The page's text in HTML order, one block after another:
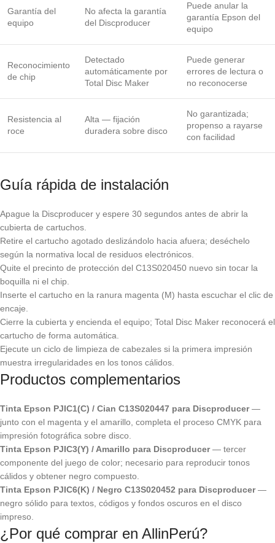
Garantía del
equipo
No afecta la garantía
del Discproducer
Puede anular la
garantía Epson del
equipo
Reconocimiento
de chip
Detectado
automáticamente por
Total Disc Maker
Puede generar
errores de lectura o
no reconocerse
Resistencia al
roce
Alta — fijación
duradera sobre disco
No garantizada;
propenso a rayarse
con facilidad
Guía rápida de instalación
Apague la Discproducer y espere 30 segundos antes de abrir la
cubierta de cartuchos.
Retire el cartucho agotado deslizándolo hacia afuera; deséchelo
según la normativa local de residuos electrónicos.
Quite el precinto de protección del C13S020450 nuevo sin tocar la
boquilla ni el chip.
Inserte el cartucho en la ranura magenta (M) hasta escuchar el clic de
encaje.
Cierre la cubierta y encienda el equipo; Total Disc Maker reconocerá el
cartucho de forma automática.
Ejecute un ciclo de limpieza de cabezales si la primera impresión
muestra irregularidades en los tonos cálidos.
Productos complementarios
Tinta Epson PJIC1(C) / Cian C13S020447 para Discproducer—
junto con el magenta y el amarillo, completa el proceso CMYK para
impresión fotográfica sobre disco.
Tinta Epson PJIC3(Y) / Amarillo para Discproducer— tercer
componente del juego de color; necesario para reproducir tonos
cálidos y obtener negro compuesto.
Tinta Epson PJIC6(K) / Negro C13S020452 para Discproducer—
negro sólido para textos, códigos y fondos oscuros en el disco
impreso.
¿Por qué comprar en AllinPerú?